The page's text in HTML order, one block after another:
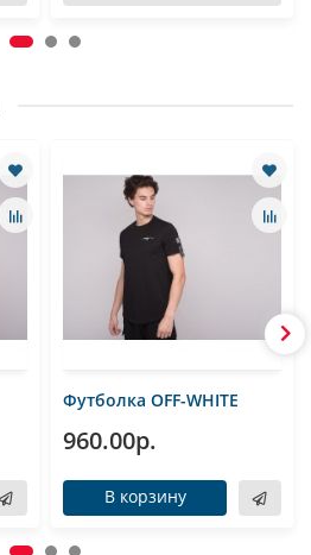
Футболка OFF-WHITE
960.00р.
В корзину